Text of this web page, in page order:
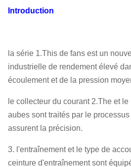
Introduction
la série 1.This de fans est un
industrielle de rendement élevé
écoulement et de la pression
le collecteur du courant 2.The et
aubes sont traités par le
assurent la précision.
3. l'entraînement et le type de
ceinture d'entraînement sont